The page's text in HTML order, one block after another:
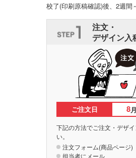
校了(印刷原稿確認)後、2週間
注文・
デザイン入
ご注文日 8
下記の方法でご注文・デザ
い。
注文フォーム(商品ページ)
担当者にメール